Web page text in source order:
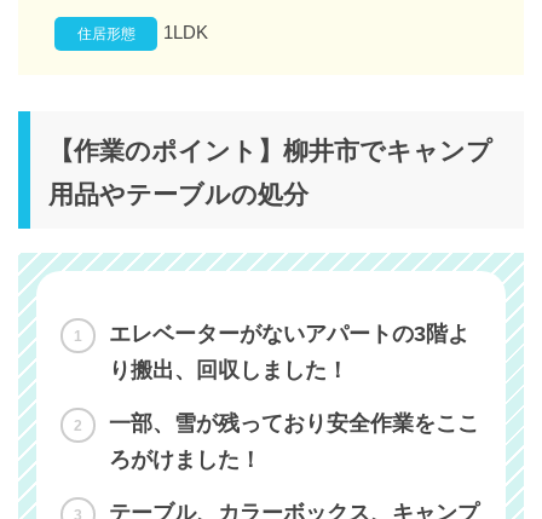
住居形態 1LDK
【作業のポイント】柳井市でキャンプ
用品やテーブルの処分
エレベーターがないアパートの3階よ
り搬出、回収しました！
一部、雪が残っており安全作業をここ
ろがけました！
テーブル、カラーボックス、キャンプ